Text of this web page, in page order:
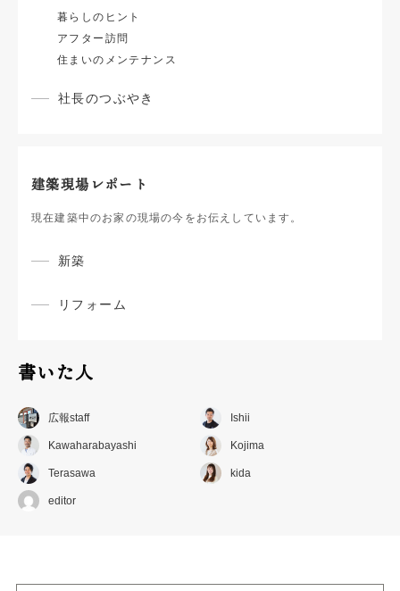
暮らしのヒント
アフター訪問
住まいのメンテナンス
社長のつぶやき
建築現場レポート
現在建築中のお家の現場の今をお伝えしています。
新築
リフォーム
書いた人
広報staff Ishii
Kawaharabayashi Kojima
Terasawa kida
editor